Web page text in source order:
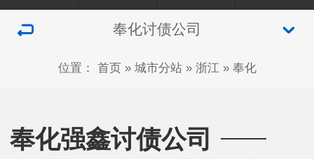
奉化讨债公司
位置： 首页» 城市分站» 浙江» 奉化
奉化强鑫讨债公司